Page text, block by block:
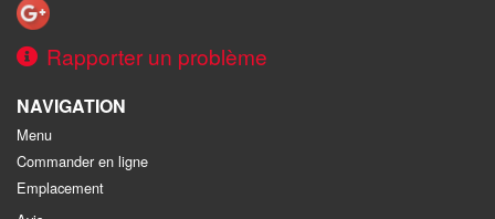
Rapporter un problème
NAVIGATION
Menu
Commander en ligne
Emplacement